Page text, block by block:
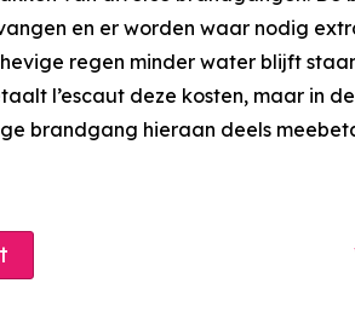
en er worden waar nodig
regen minder water blijft
l’escaut deze kosten, maar in
brandgang hieraan deels